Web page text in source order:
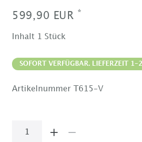
599,90 EUR *
Inhalt Stück
SOFORT VERFÜGBAR. LIEFERZEIT 1-
Artikelnummer T615-V